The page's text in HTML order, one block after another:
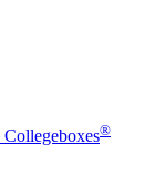
Collegeboxes®